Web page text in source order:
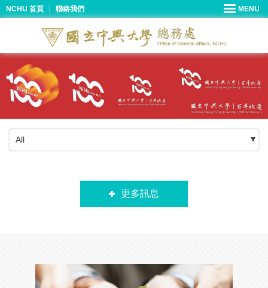
NCHU 首頁 聯絡我們
All
更多訊息